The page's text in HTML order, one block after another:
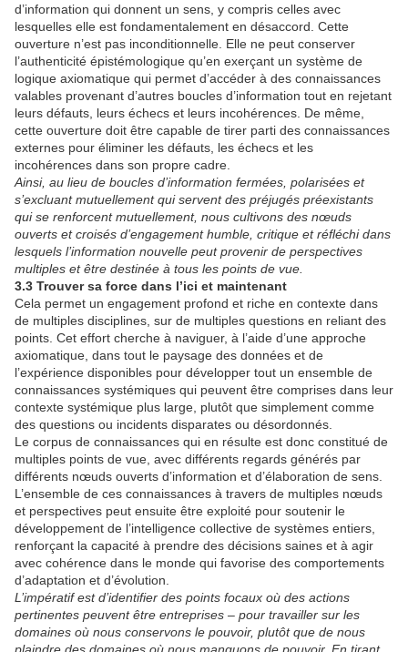
d’information qui donnent un sens, y compris celles avec
lesquelles elle est fondamentalement en désaccord. Cette
ouverture n’est pas inconditionnelle. Elle ne peut conserver
l’authenticité épistémologique qu’en exerçant un système de
logique axiomatique qui permet d’accéder à des connaissances
valables provenant d’autres boucles d’information tout en rejetant
leurs défauts, leurs échecs et leurs incohérences. De même,
cette ouverture doit être capable de tirer parti des connaissances
externes pour éliminer les défauts, les échecs et les
incohérences dans son propre cadre.
Ainsi, au lieu de boucles d’information fermées, polarisées et
s’excluant mutuellement qui servent des préjugés préexistants
qui se renforcent mutuellement, nous cultivons des nœuds
ouverts et croisés d’engagement humble, critique et réfléchi dans
lesquels l’information nouvelle peut provenir de perspectives
multiples et être destinée à tous les points de vue.
3.3 Trouver sa force dans l’ici et maintenant
Cela permet un engagement profond et riche en contexte dans
de multiples disciplines, sur de multiples questions en reliant des
points. Cet effort cherche à naviguer, à l’aide d’une approche
axiomatique, dans tout le paysage des données et de
l’expérience disponibles pour développer tout un ensemble de
connaissances systémiques qui peuvent être comprises dans leur
contexte systémique plus large, plutôt que simplement comme
des questions ou incidents disparates ou désordonnés.
Le corpus de connaissances qui en résulte est donc constitué de
multiples points de vue, avec différents regards générés par
différents nœuds ouverts d’information et d’élaboration de sens.
L’ensemble de ces connaissances à travers de multiples nœuds
et perspectives peut ensuite être exploité pour soutenir le
développement de l’intelligence collective de systèmes entiers,
renforçant la capacité à prendre des décisions saines et à agir
avec cohérence dans le monde qui favorise des comportements
d’adaptation et d’évolution.
L’impératif est d’identifier des points focaux où des actions
pertinentes peuvent être entreprises – pour travailler sur les
domaines où nous conservons le pouvoir, plutôt que de nous